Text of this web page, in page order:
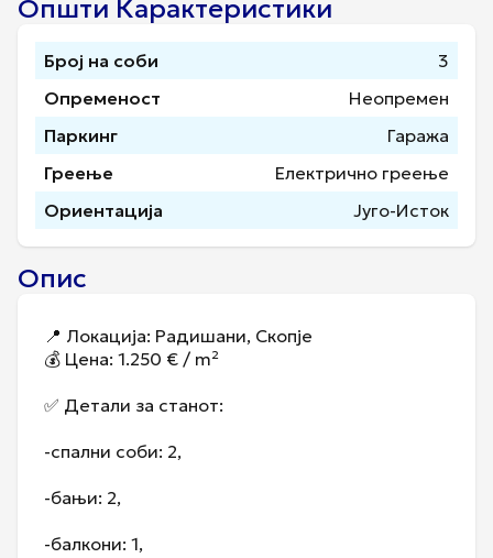
Општи Карактеристики
Број на соби
3
Опременост
Неопремен
Паркинг
Гаража
Греење
Електрично греење
Ориентација
Југо-Исток
Опис
📍 Локација: Радишани, Скопје
💰 Цена: 1.250 € / m²
✅ Детали за станот:
-спални соби: 2,
-бањи: 2,
-балкони: 1,